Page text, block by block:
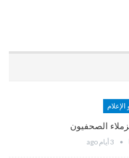
الصحفيون
3 أيام ago